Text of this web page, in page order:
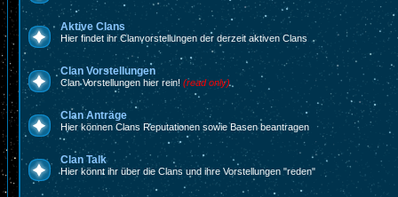
Aktive Clans
Hier findet ihr Clanvorstellungen der derzeit aktiven Clans
Clan Vorstellungen
Clan Vorstellungen hier rein! (read only)
Clan Anträge
Hier können Clans Reputationen sowie Basen beantragen
Clan Talk
Hier könnt ihr über die Clans und ihre Vorstellungen "reden"